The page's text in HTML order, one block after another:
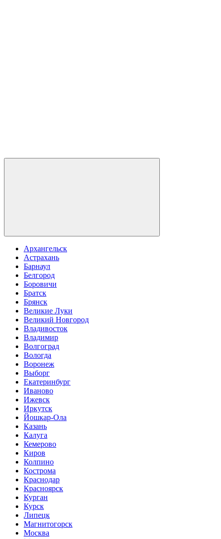
Архангельск
Астрахань
Барнаул
Белгород
Боровичи
Братск
Брянск
Великие Луки
Великий Новгород
Владивосток
Владимир
Волгоград
Вологда
Воронеж
Выборг
Екатеринбург
Иваново
Ижевск
Иркутск
Йошкар-Ола
Казань
Калуга
Кемерово
Киров
Колпино
Кострома
Краснодар
Красноярск
Курган
Курск
Липецк
Магнитогорск
Москва